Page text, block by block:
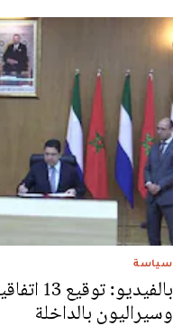
سياسة
وسيراليون بالداخلة‎‎